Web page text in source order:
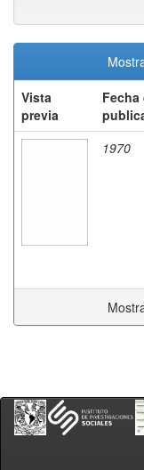
Vista
previa
Fecha
1970